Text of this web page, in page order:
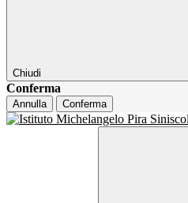
Chiudi
Conferma
Annulla Conferma